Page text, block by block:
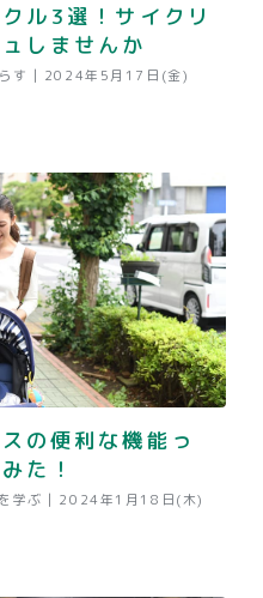
ル3選！サイクリ
しませんか
す | 2024年5月17日(金)
の便利な機能っ
た！
学ぶ | 2024年1月18日(木)